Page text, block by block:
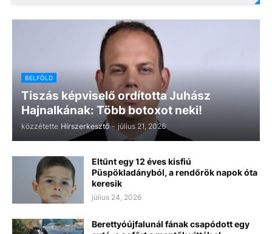
BELFÖLD
Tiszás képviselő ordította Juhász
Hajnalkának: Több botoxot neki!
közzétette Hírszerkesztő - július 21, 2026
Eltűnt egy 12 éves kisfiú
Püspökladányból, a rendőrök napok óta
keresik
július 24, 2026
Berettyóújfalunál fának csapódott egy